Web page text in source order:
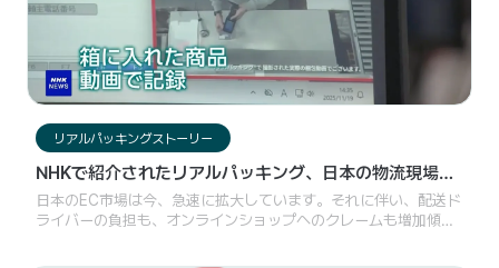
リアルパッキングストーリー
NHKで紹介されたリアルパッキング、日本の物流現場が
注目する「映像記録」の価値
日本のEC市場は今、急速に拡大しています。それに伴い、配送ド
ライバーの負担も、オンラインショップへのクレームも増加傾向